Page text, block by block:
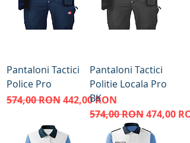
Pantaloni Tactici
Police Pro
Preț normal
574,00 RONPreț redus
442,00 RON
Pantaloni Tactici
Politie Locala Pro
BK
Preț normal
574,00 RONPreț redus
474,00